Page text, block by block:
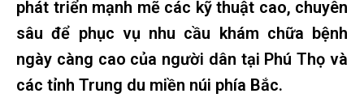
phát triển mạnh mẽ các kỹ thuật cao, chuyên
sâu để phục vụ nhu cầu khám chữa bệnh
ngày càng cao của người dân tại Phú Thọ và
các tỉnh Trung du miền núi phía Bắc.